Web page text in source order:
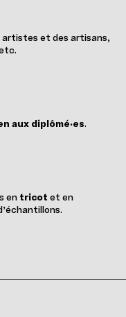
artistes et des artisans,
aux diplômé·es.
en tricot et en